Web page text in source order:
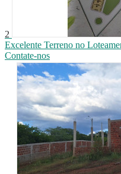
2
Excelente Terreno no
Contate-nos